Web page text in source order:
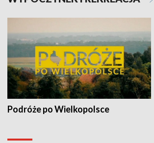
Podróże po Wielkopolsce